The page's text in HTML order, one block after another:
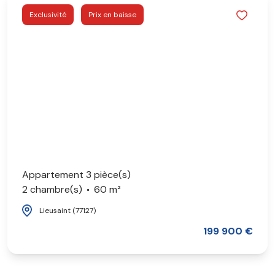
Exclusivité Prix en baisse
Appartement 3 pièce(s)
2 chambre(s)
60 m²
Lieusaint (77127)
199 900 €